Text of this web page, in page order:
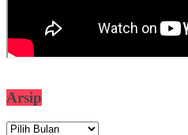
Arsip
Arsip